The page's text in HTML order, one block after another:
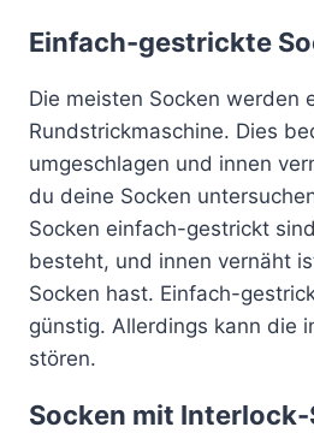
Einfach-gestrickte
Die meisten Socken werden
Rundstrickmaschine. Dies
umgeschlagen und innen
du deine Socken
Socken einfach-gestrickt
besteht, und innen vernäht
Socken hast. Einfach-
günstig. Allerdings kann die
stören.
Socken mit